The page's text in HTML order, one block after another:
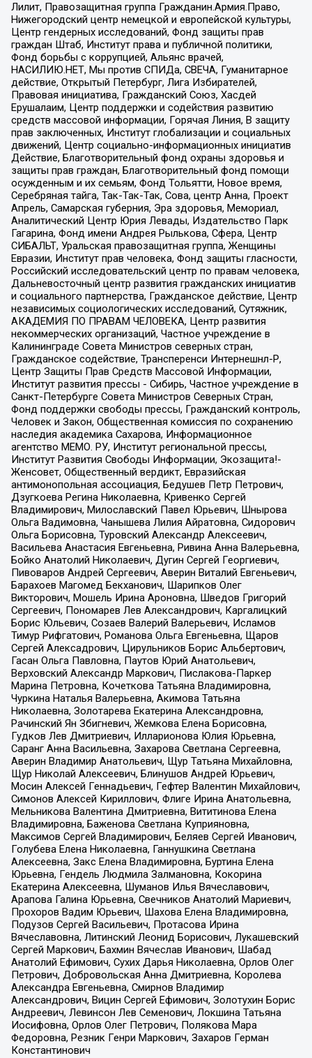
Лилит, Правозащитная группа Гражданин.Армия.Право,
Нижегородский центр немецкой и европейской культуры,
Центр гендерных исследований, Фонд защиты прав
граждан Штаб, Институт права и публичной политики,
Фонд борьбы с коррупцией, Альянс врачей,
НАСИЛИЮ.НЕТ, Мы против СПИДа, СВЕЧА, Гуманитарное
действие, Открытый Петербург, Лига Избирателей,
Правовая инициатива, Гражданский Союз, Хасдей
Ерушалаим, Центр поддержки и содействия развитию
средств массовой информации, Горячая Линия, В защиту
прав заключенных, Институт глобализации и социальных
движений, Центр социально-информационных инициатив
Действие, Благотворительный фонд охраны здоровья и
защиты прав граждан, Благотворительный фонд помощи
осужденным и их семьям, Фонд Тольятти, Новое время,
Серебряная тайга, Так-Так-Так, Сова, центр Анна, Проект
Апрель, Самарская губерния, Эра здоровья, Мемориал,
Аналитический Центр Юрия Левады, Издательство Парк
Гагарина, Фонд имени Андрея Рылькова, Сфера, Центр
СИБАЛЬТ, Уральская правозащитная группа, Женщины
Евразии, Институт прав человека, Фонд защиты гласности,
Российский исследовательский центр по правам человека,
Дальневосточный центр развития гражданских инициатив
и социального партнерства, Гражданское действие, Центр
независимых социологических исследований, Сутяжник,
АКАДЕМИЯ ПО ПРАВАМ ЧЕЛОВЕКА, Центр развития
некоммерческих организаций, Частное учреждение в
Калининграде Совета Министров северных стран,
Гражданское содействие, Трансперенси Интернешнл-Р,
Центр Защиты Прав Средств Массовой Информации,
Институт развития прессы - Сибирь, Частное учреждение в
Санкт-Петербурге Совета Министров Северных Стран,
Фонд поддержки свободы прессы, Гражданский контроль,
Человек и Закон, Общественная комиссия по сохранению
наследия академика Сахарова, Информационное
агентство МЕМО. РУ, Институт региональной прессы,
Институт Развития Свободы Информации, Экозащита!-
Женсовет, Общественный вердикт, Евразийская
антимонопольная ассоциация, Бедушев Петр Петрович,
Дзугкоева Регина Николаевна, Кривенко Сергей
Владимирович, Милославский Павел Юрьевич, Шнырова
Ольга Вадимовна, Чанышева Лилия Айратовна, Сидорович
Ольга Борисовна, Туровский Александр Алексеевич,
Васильева Анастасия Евгеньевна, Ривина Анна Валерьевна,
Бойко Анатолий Николаевич, Дугин Сергей Георгиевич,
Пивоваров Андрей Сергеевич, Аверин Виталий Евгеньевич,
Барахоев Магомед Бекханович, Шарипков Олег
Викторович, Мошель Ирина Ароновна, Шведов Григорий
Сергеевич, Пономарев Лев Александрович, Каргалицкий
Борис Юльевич, Созаев Валерий Валерьевич, Исламов
Тимур Рифгатович, Романова Ольга Евгеньевна, Щаров
Сергей Алексадрович, Цирульников Борис Альбертович,
Гасан Ольга Павловна, Паутов Юрий Анатольевич,
Верховский Александр Маркович, Пислакова-Паркер
Марина Петровна, Кочеткова Татьяна Владимировна,
Чуркина Наталья Валерьевна, Акимова Татьяна
Николаевна, Золотарева Екатерина Александровна,
Рачинский Ян Збигневич, Жемкова Елена Борисовна,
Гудков Лев Дмитриевич, Илларионова Юлия Юрьевна,
Саранг Анна Васильевна, Захарова Светлана Сергеевна,
Аверин Владимир Анатольевич, Щур Татьяна Михайловна,
Щур Николай Алексеевич, Блинушов Андрей Юрьевич,
Мосин Алексей Геннадьевич, Гефтер Валентин Михайлович,
Симонов Алексей Кириллович, Флиге Ирина Анатольевна,
Мельникова Валентина Дмитриевна, Вититинова Елена
Владимировна, Баженова Светлана Куприяновна,
Максимов Сергей Владимирович, Беляев Сергей Иванович,
Голубева Елена Николаевна, Ганнушкина Светлана
Алексеевна, Закс Елена Владимировна, Буртина Елена
Юрьевна, Гендель Людмила Залмановна, Кокорина
Екатерина Алексеевна, Шуманов Илья Вячеславович,
Арапова Галина Юрьевна, Свечников Анатолий Мариевич,
Прохоров Вадим Юрьевич, Шахова Елена Владимировна,
Подузов Сергей Васильевич, Протасова Ирина
Вячеславовна, Литинский Леонид Борисович, Лукашевский
Сергей Маркович, Бахмин Вячеслав Иванович, Шабад
Анатолий Ефимович, Сухих Дарья Николаевна, Орлов Олег
Петрович, Добровольская Анна Дмитриевна, Королева
Александра Евгеньевна, Смирнов Владимир
Александрович, Вицин Сергей Ефимович, Золотухин Борис
Андреевич, Левинсон Лев Семенович, Локшина Татьяна
Иосифовна, Орлов Олег Петрович, Полякова Мара
Федоровна, Резник Генри Маркович, Захаров Герман
Константинович